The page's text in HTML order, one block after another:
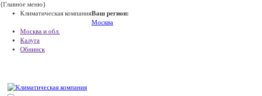
{Главное меню}
Климатическая компанияВаш регион:
Москва
Москва и обл.
Калуга
Обнинск